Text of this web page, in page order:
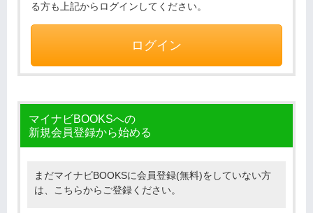
る方も上記からログインしてください。
ログイン
マイナビBOOKSへの
新規会員登録から始める
まだマイナビBOOKSに会員登録(無料)をしていない方
は、こちらからご登録ください。